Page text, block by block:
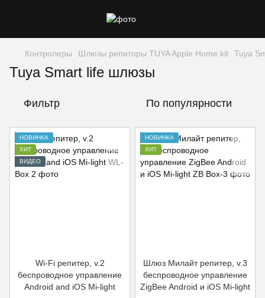
Контролеры Шлюзы репиторы TUYA Apple Home kit Tuya
Tuya Smart life шлюзы
Фильтр По популярности
НОВИНКА
ХИТ
ВИДЕО
Wi-Fi репитер, v.2
беспроводное управление
Android and iOS Mi-light
НОВИНКА
ХИТ
Шлюз Милайт репитер, v.3
беспроводное управление
ZigBee Android и iOS Mi-light